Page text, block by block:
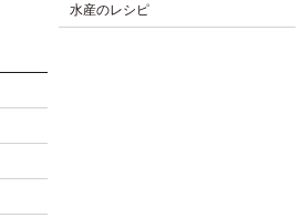
水産のレシピ